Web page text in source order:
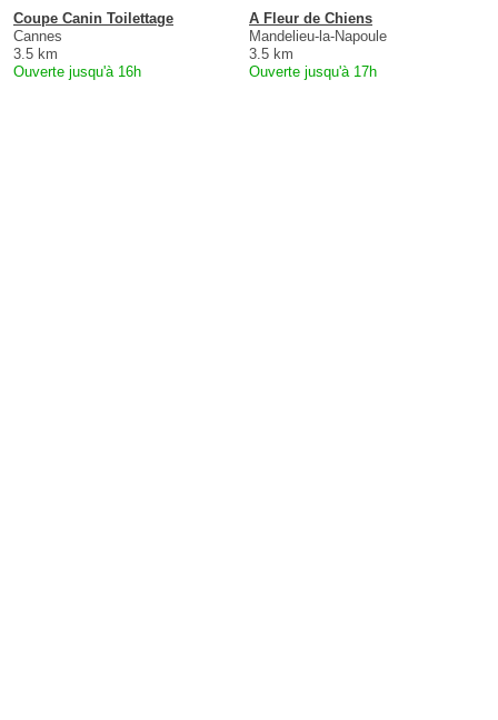
Coupe Canin Toilettage
Cannes
3.5 km
Ouverte jusqu'à 16h
A Fleur de Chiens
Mandelieu-la-Napoule
3.5 km
Ouverte jusqu'à 17h